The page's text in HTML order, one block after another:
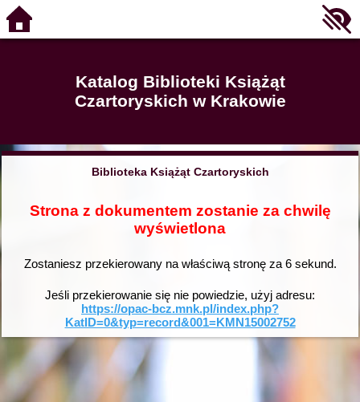
Katalog Biblioteki Książąt
Czartoryskich w Krakowie
Biblioteka Książąt Czartoryskich
Strona z dokumentem zostanie za chwilę
wyświetlona
Zostaniesz przekierowany na właściwą stronę za 6sekund.
Jeśli przekierowanie się nie powiedzie, użyj adresu:
https://opac-bcz.mnk.pl/index.php?
KatID=0&typ=record&001=KMN15002752